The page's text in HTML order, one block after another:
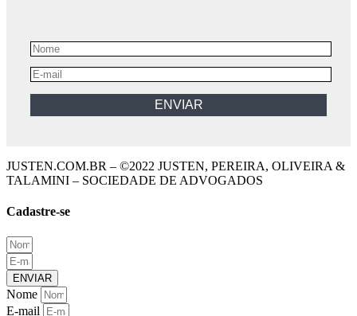
JUSTEN.COM.BR – ©2022 JUSTEN, PEREIRA, OLIVEIRA &
TALAMINI – SOCIEDADE DE ADVOGADOS
Cadastre-se
ENVIAR
Nome
E-mail